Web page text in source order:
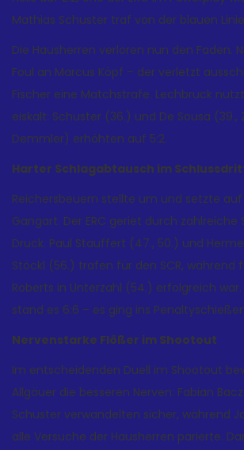
Mathias Schuster traf von der blauen
Die Hausherren verloren nun den Faden.
Foul an Marcus Köpf – der verletzt
Fischer eine Matchstrafe. Lechbruck
eiskalt: Schuster (36.) und De Sousa (39.,
Demmler) erhöhten auf 5:2.
Harter Schlagabtausch im
Reichersbeuern stellte um und setzte
Gangart. Der ERC geriet durch
Druck. Paul Stauffert (47., 50.) und
Stöckl (56.) trafen für den SCR, während
Roberts in Unterzahl (54.) erfolgreich
stand es 6:6 – es ging ins
Nervenstarke Flößer im Shootout
Im entscheidenden Duell im Shootout
Allgäuer die besseren Nerven: Fabian
Schuster verwandelten sicher, während
alle Versuche der Hausherren parierte.